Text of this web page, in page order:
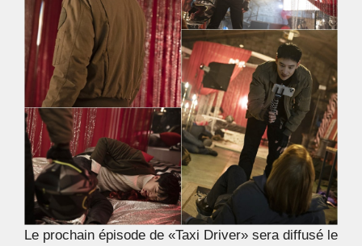
Le prochain épisode de «Taxi Driver» sera diffusé le